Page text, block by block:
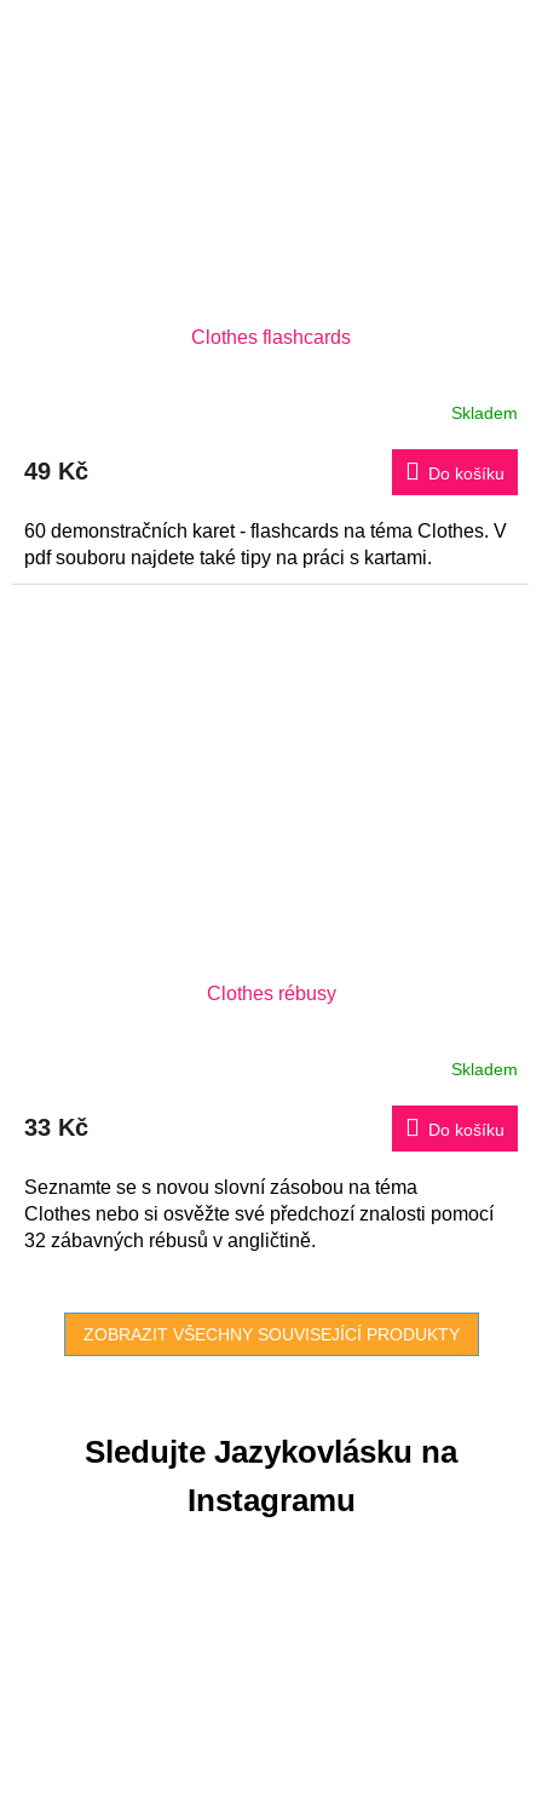
Clothes flashcards
Skladem
49 Kč Do košíku
60 demonstračních karet - flashcards na téma Clothes. V
pdf souboru najdete také tipy na práci s kartami.
Clothes rébusy
Skladem
33 Kč Do košíku
Seznamte se s novou slovní zásobou na téma
Clothes nebo si osvěžte své předchozí znalosti pomocí
32 zábavných rébusů v angličtině.
ZOBRAZIT VŠECHNY SOUVISEJÍCÍ PRODUKTY
Sledujte Jazykovlásku na
Instagramu